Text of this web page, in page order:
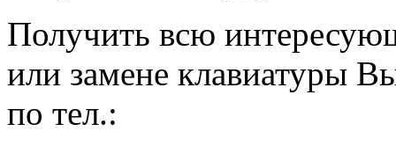
Получить всю
или замене клавиатуры
по тел.: